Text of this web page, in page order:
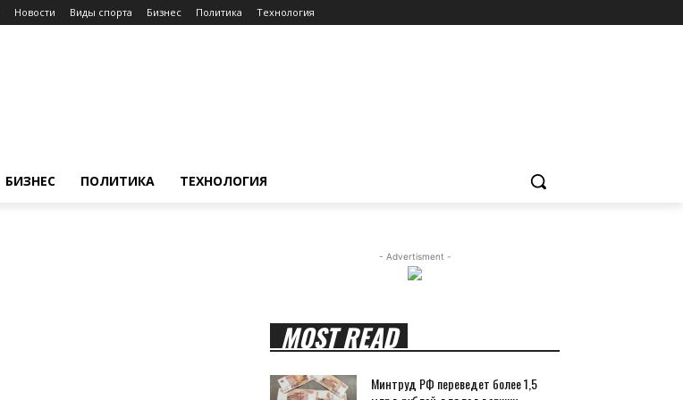
Новости Виды спорта Бизнес Политика Технология
БИЗНЕС ПОЛИТИКА ТЕХНОЛОГИЯ
- Advertisment -
MOST READ
Минтруд РФ переведет более 1,5